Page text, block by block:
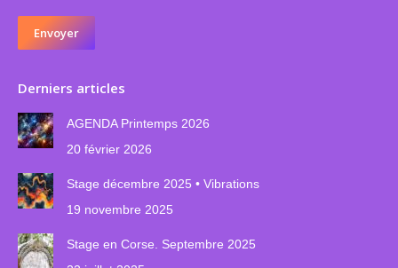
Envoyer
Derniers articles
AGENDA Printemps 2026
20 février 2026
Stage décembre 2025 • Vibrations
19 novembre 2025
Stage en Corse. Septembre 2025